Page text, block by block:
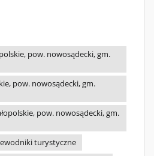
pow. nowosądecki, gm.
pow. nowosądecki, gm.
pow. nowosądecki, gm.
turystyczne